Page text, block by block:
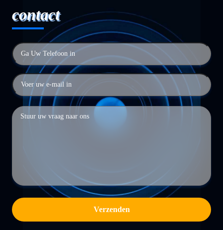
contact
Verzenden